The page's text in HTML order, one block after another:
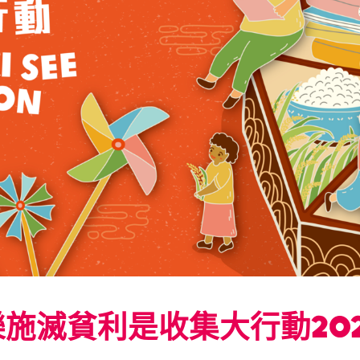
滅貧利是收集大行動